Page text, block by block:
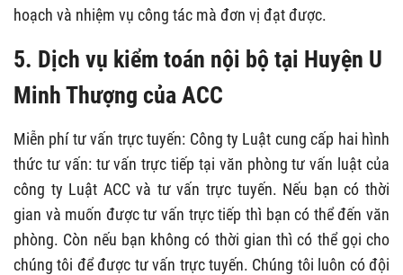
hoạch và nhiệm vụ công tác mà đơn vị đạt được.
5. Dịch vụ kiểm toán nội bộ tại Huyện U
Minh Thượng của ACC
Miễn phí tư vấn trực tuyến: Công ty Luật cung cấp hai hình
thức tư vấn: tư vấn trực tiếp tại văn phòng tư vấn luật của
công ty Luật ACC và tư vấn trực tuyến. Nếu bạn có thời
gian và muốn được tư vấn trực tiếp thì bạn có thể đến văn
phòng. Còn nếu bạn không có thời gian thì có thể gọi cho
chúng tôi để được tư vấn trực tuyến. Chúng tôi luôn có đội